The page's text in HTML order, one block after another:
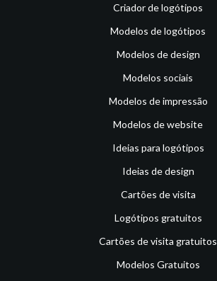
Criador de logótipos
Modelos de logótipos
Modelos de design
Modelos sociais
Modelos de impressão
Modelos de website
Ideias para logótipos
Ideias de design
Cartões de visita
Logótipos gratuitos
Cartões de visita gratuitos
Modelos Gratuitos